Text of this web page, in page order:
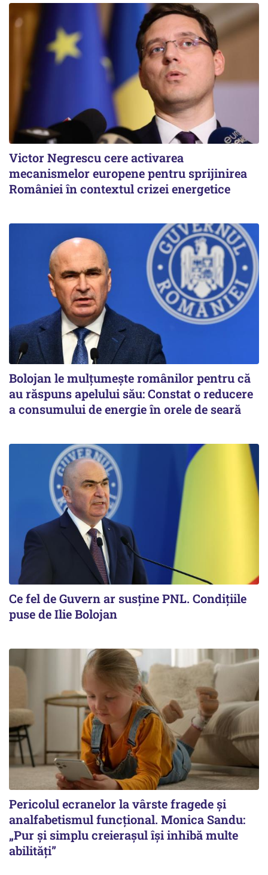
Victor Negrescu cere activarea
mecanismelor europene pentru sprijinirea
României în contextul crizei energetice
Bolojan le mulțumește românilor pentru că
au răspuns apelului său: Constat o reducere
a consumului de energie în orele de seară
Ce fel de Guvern ar susține PNL. Condițiile
puse de Ilie Bolojan
Pericolul ecranelor la vârste fragede și
analfabetismul funcțional. Monica Sandu:
„Pur și simplu creierașul își inhibă multe
abilități”